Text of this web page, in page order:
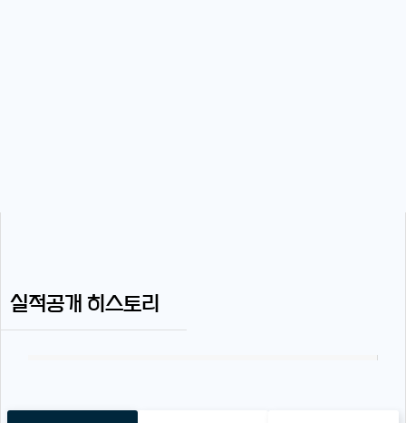
실적공개 히스토리